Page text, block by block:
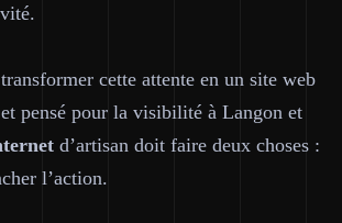
cette attente en un site web
pensé pour la visibilité à Langon et
d’artisan doit faire deux choses :
l’action.